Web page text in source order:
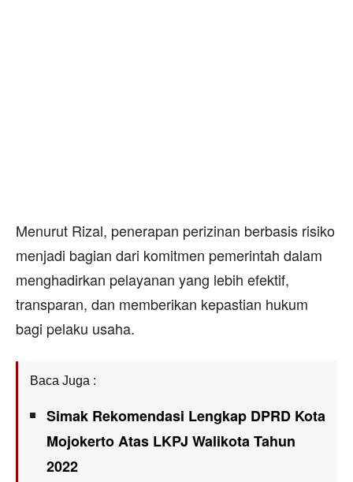
Menurut Rizal, penerapan perizinan berbasis risiko
menjadi bagian dari komitmen pemerintah dalam
menghadirkan pelayanan yang lebih efektif,
transparan, dan memberikan kepastian hukum
bagi pelaku usaha.
Baca Juga :
Simak Rekomendasi Lengkap DPRD Kota
Mojokerto Atas LKPJ Walikota Tahun
2022